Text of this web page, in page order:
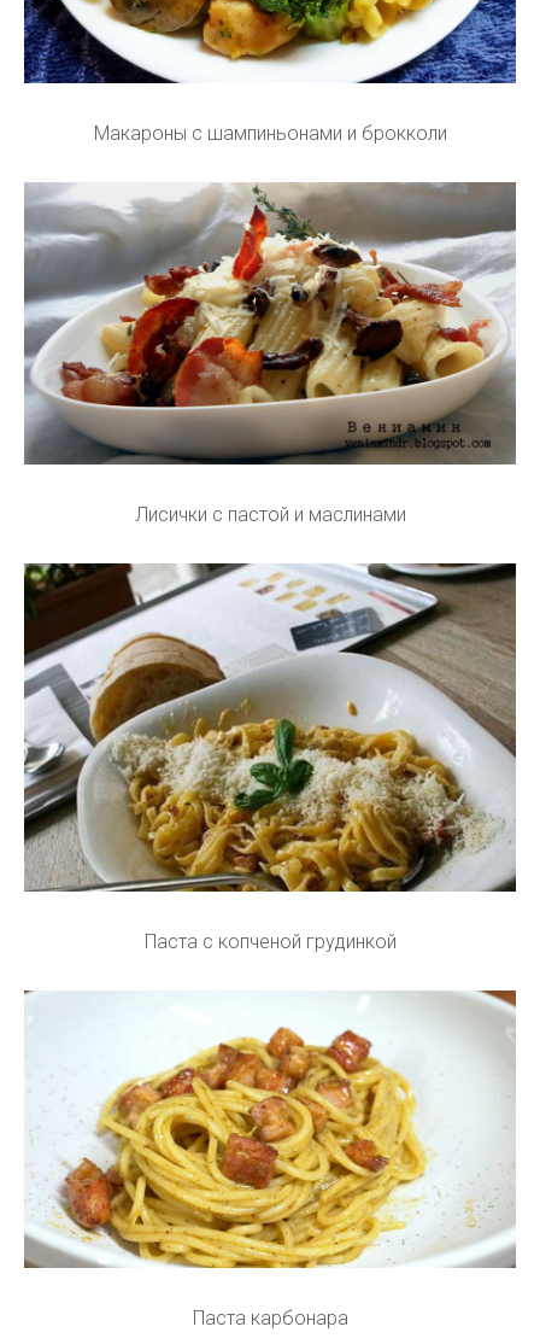
Макароны с шампиньонами и брокколи
Лисички с пастой и маслинами
Паста с копченой грудинкой
Паста карбонара